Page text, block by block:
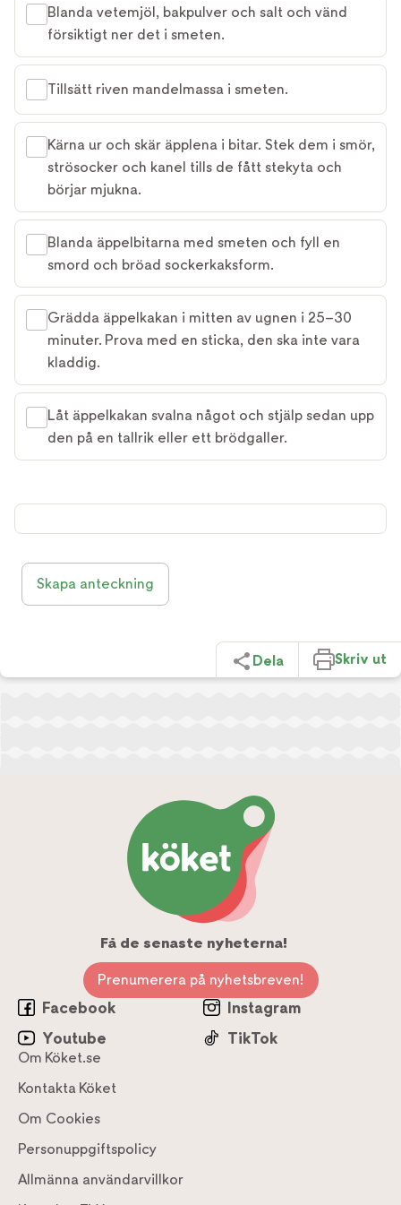
Blanda vetemjöl, bakpulver och salt och vänd
försiktigt ner det i smeten.
Tillsätt riven mandelmassa i smeten.
Kärna ur och skär äpplena i bitar. Stek dem i smör,
strösocker och kanel tills de fått stekyta och
börjar mjukna.
Blanda äppelbitarna med smeten och fyll en
smord och bröad sockerkaksform.
Grädda äppelkakan i mitten av ugnen i 25–30
minuter. Prova med en sticka, den ska inte vara
kladdig.
Låt äppelkakan svalna något och stjälp sedan upp
den på en tallrik eller ett brödgaller.
Skapa anteckning
Dela Skriv ut
Få de senaste nyheterna!
Prenumerera på nyhetsbreven!
Facebook
Instagram
Youtube
TikTok
Om Köket.se
Kontakta Köket
Om Cookies
Personuppgiftspolicy
Allmänna användarvillkor